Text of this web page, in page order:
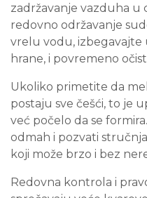
zadržavanje vazduha u
redovno održavanje
vrelu vodu, izbegavajte
hrane, i povremeno
Ukoliko primetite da
postaju sve češći, to je
već počelo da se
odmah i pozvati
koji može brzo i bez
Redovna kontrola i